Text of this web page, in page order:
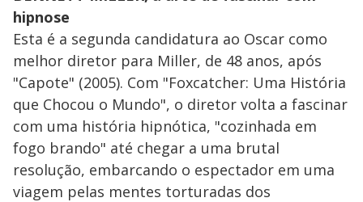
hipnose
Esta é a segunda candidatura ao Oscar como
melhor diretor para Miller, de 48 anos, após
"Capote" (2005). Com "Foxcatcher: Uma História
que Chocou o Mundo", o diretor volta a fascinar
com uma história hipnótica, "cozinhada em
fogo brando" até chegar a uma brutal
resolução, embarcando o espectador em uma
viagem pelas mentes torturadas dos